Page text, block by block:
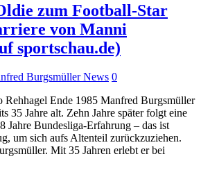
zum Football-Star
von Manni
sportschau.de)
Burgsmüller News 0
Rehhagel Ende 1985 Manfred Burgsmüller
35 Jahre alt. Zehn Jahre später folgt eine
Jahre Bundesliga-Erfahrung – das ist
um sich aufs Altenteil zurückzuziehen.
Mit 35 Jahren erlebt er bei